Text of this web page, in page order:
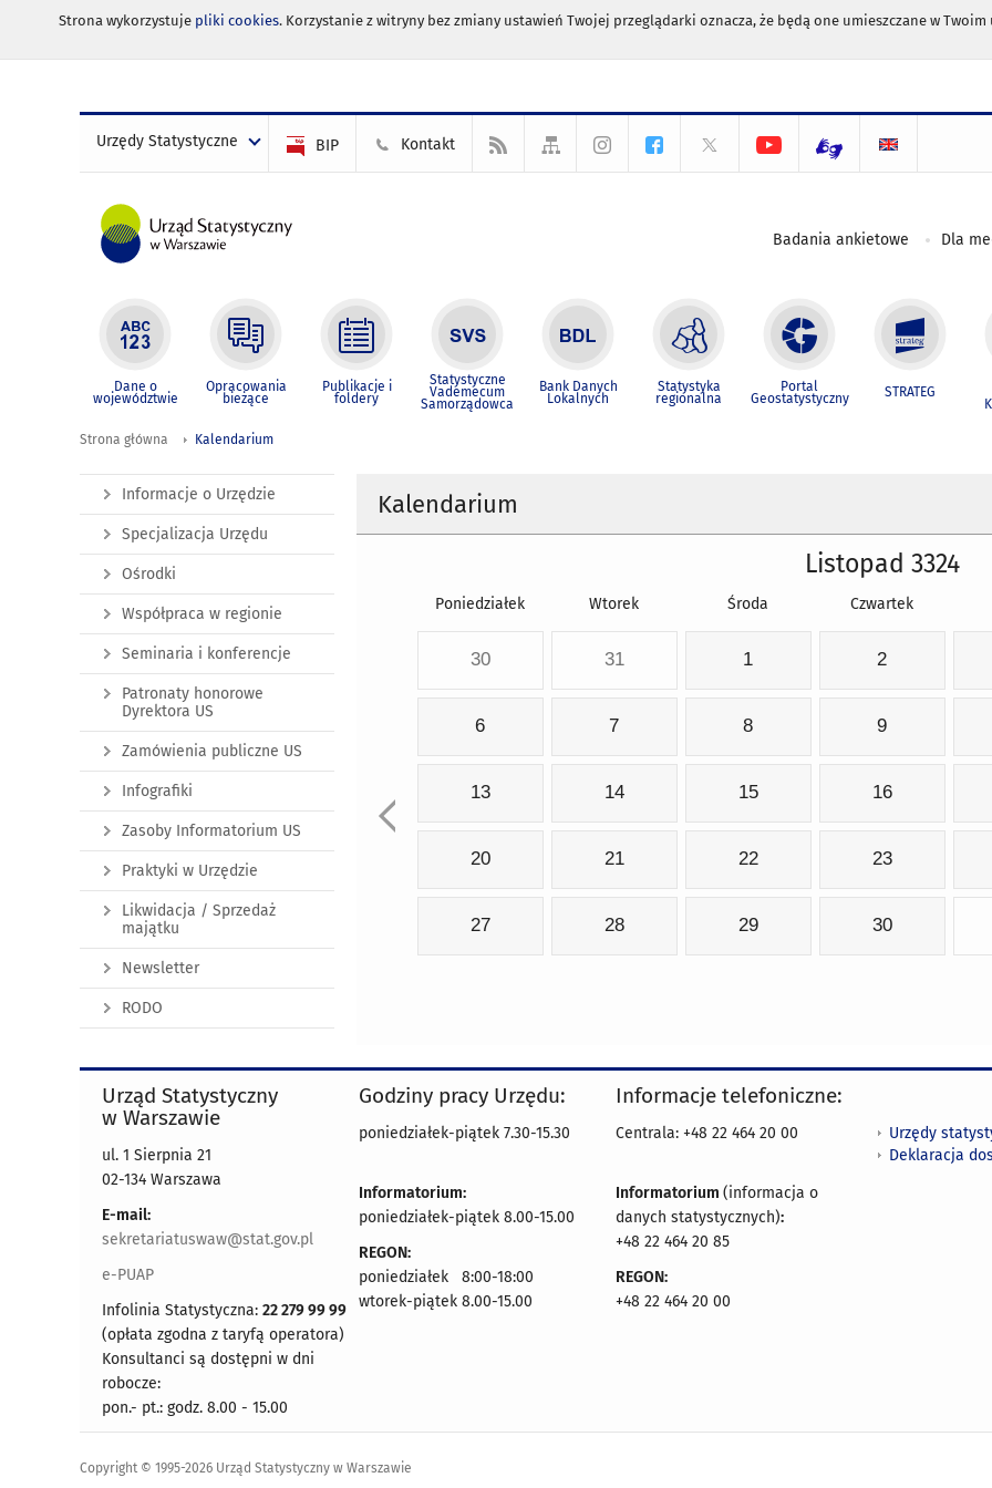
Strona wykorzystuje pliki cookies. Korzystanie z witryny bez zmiany ustawień Twojej przeglądarki oznacza, że będą one umieszczane w
Urzędy Statystyczne BIP Kontakt
Badania ankietowe Dla
Dane o
województwie
Opracowania
bieżące
Publikacje i
foldery
Statystyczne
Vademecum
Samorządowca
Bank Danych
Lokalnych
Statystyka
regionalna
Portal
Geostatystyczny STRATEG
Strona główna Kalendarium
Kalendarium
Listopad 3324
Poniedziałek Wtorek Środa Czwartek
30 31 1 2
6 7 8 9
13 14 15 16
20 21 22 23
27 28 29 30
Informacje o Urzędzie
Specjalizacja Urzędu
Ośrodki
Współpraca w regionie
Seminaria i konferencje
Patronaty honorowe
Dyrektora US
Zamówienia publiczne US
Infografiki
Zasoby Informatorium US
Praktyki w Urzędzie
Likwidacja / Sprzedaż
majątku
Newsletter
RODO
Urząd Statystyczny
w Warszawie
ul. 1 Sierpnia 21
02-134 Warszawa
E-mail:
sekretariatuswaw@stat.gov.pl
e-PUAP
Infolinia Statystyczna: 22 279 99 99
(opłata zgodna z taryfą operatora)
Konsultanci są dostępni w dni
robocze:
pon.- pt.: godz. 8.00 - 15.00
Godziny pracy Urzędu:
poniedziałek-piątek 7.30-15.30
Informatorium:
poniedziałek-piątek 8.00-15.00
REGON:
poniedziałek 8:00-18:00
wtorek-piątek 8.00-15.00
Informacje telefoniczne:
Centrala: +48 22 464 20 00
Informatorium (informacja o
danych statystycznych):
+48 22 464 20 85
REGON:
+48 22 464 20 00
Urzędy
Deklaracja
Copyright © 1995-2026 Urząd Statystyczny w Warszawie